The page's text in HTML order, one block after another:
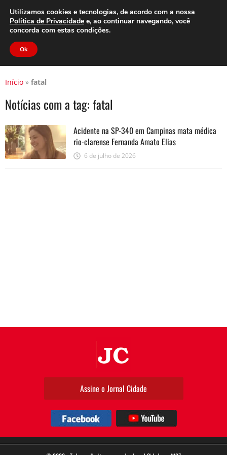
Clube do Assinante Área do Assinante
Início » fatal
Notícias com a tag:fatal
Acidente na SP-340 em Campinas mata médica
rio-clarense Fernanda Amato Elias
6 de julho de 2026
Assine o Jornal Cidade
Facebook
Utilizamos cookies e tecnologias, de acordo com a nossa
Política de Privacidade e, ao continuar navegando, você
concorda com estas condições.
Ok